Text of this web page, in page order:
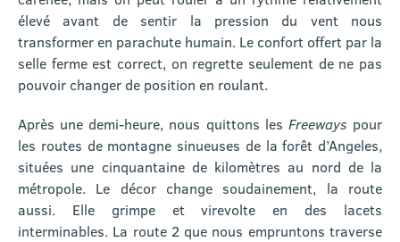
élevé avant de sentir la pression du vent nous
transformer en parachute humain. Le confort offert par la
selle ferme est correct, on regrette seulement de ne pas
pouvoir changer de position en roulant.
Après une demi-heure, nous quittons les Freeways pour
les routes de montagne sinueuses de la forêt d’Angeles,
situées une cinquantaine de kilomètres au nord de la
métropole. Le décor change soudainement, la route
aussi. Elle grimpe et virevolte en des lacets
interminables. La route 2 que nous empruntons traverse